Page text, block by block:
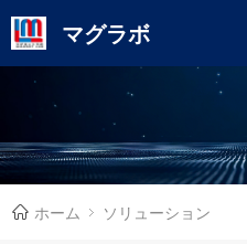
マグラボ
ホーム ソリューション